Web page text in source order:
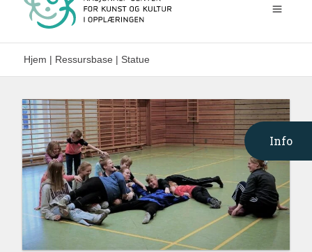
Hjem | Ressursbase | Statue
Info